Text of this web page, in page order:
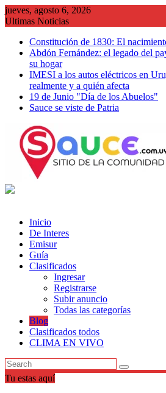
Saltar
al
jueves, agosto 6, 2026
Ultimas Noticias
Constitución de 1830: El
Abdón Fernández: el legado del
su hogar
IMESI a los autos eléctricos en
realmente y a quién afecta
19 de Junio "Día de los Abuelos"
Sauce se viste de Patria
Inicio
De Interes
Emisur
Guía
Clasificados
Ingresar
Registrarse
Subir anuncio
Todas las categorías
Blog
Clasificados todos
CLIMA EN VIVO
Tu estas aquí